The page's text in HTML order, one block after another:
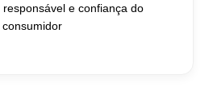
e confiança do
consumidor